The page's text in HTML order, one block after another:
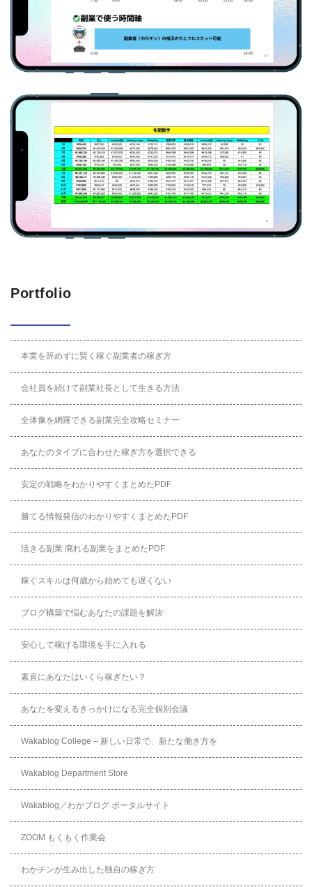
Portfolio
本業を辞めずに賢く稼ぐ副業者の稼ぎ方
会社員を続けて副業社長として生きる方法
全体像を網羅できる副業完全攻略セミナー
あなたのタイプに合わせた稼ぎ方を選択できる
安定の戦略をわかりやすくまとめたPDF
勝てる情報発信のわかりやすくまとめたPDF
活きる副業 廃れる副業をまとめたPDF
稼ぐスキルは何歳から始めても遅くない
ブログ構築で悩むあなたの課題を解決
安心して稼げる環境を手に入れる
素直にあなたはいくら稼ぎたい？
あなたを変えるきっかけになる完全個別会議
Wakablog College – 新しい日常で、新たな働き方を
Wakablog Department Store
Wakablog／わかブログ ポータルサイト
ZOOM もくもく作業会
わかチンが生み出した独自の稼ぎ方